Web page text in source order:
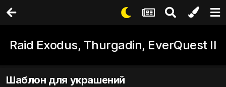
Raid Exodus, Thurgadin, EverQuest II
Шаблон для украшений